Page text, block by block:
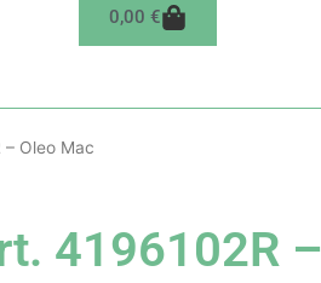
0,00 €Carrello
Oleo Mac
4196102R –